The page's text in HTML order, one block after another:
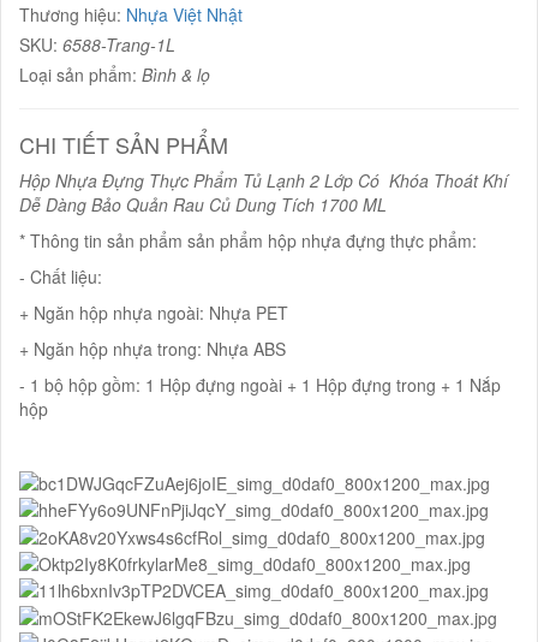
Thương hiệu: Nhựa Việt Nhật
SKU: 6588-Trang-1L
Loại sản phẩm: Bình & lọ
CHI TIẾT SẢN PHẨM
Hộp Nhựa Đựng Thực Phẩm Tủ Lạnh 2 Lớp Có Khóa Thoát Khí
Dễ Dàng Bảo Quản Rau Củ Dung Tích 1700 ML
* Thông tin sản phẩm sản phẩm hộp nhựa đựng thực phẩm:
- Chất liệu:
+ Ngăn hộp nhựa ngoài: Nhựa PET
+ Ngăn hộp nhựa trong: Nhựa ABS
- 1 bộ hộp gồm: 1 Hộp đựng ngoài + 1 Hộp đựng trong + 1 Nắp
hộp